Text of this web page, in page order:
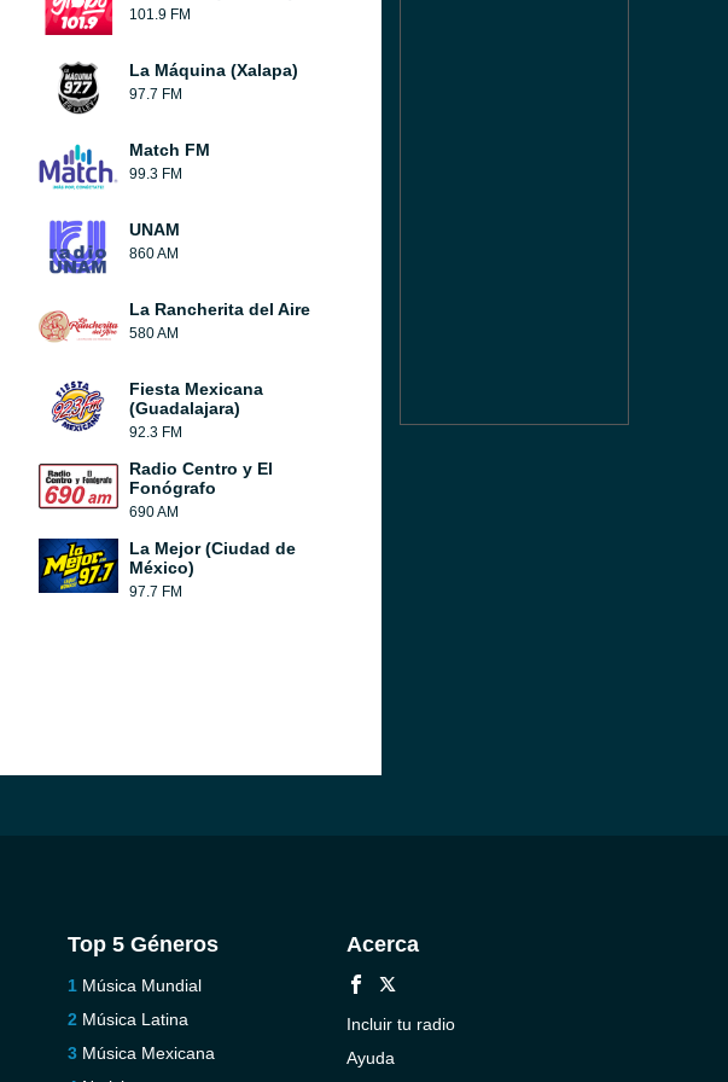
101.9 FM
La Máquina (Xalapa)
97.7 FM
Match FM
99.3 FM
UNAM
860 AM
La Rancherita del Aire
580 AM
Fiesta Mexicana
(Guadalajara)
92.3 FM
Radio Centro y El
Fonógrafo
690 AM
La Mejor (Ciudad de
México)
97.7 FM
Top 5 Géneros
Música Mundial
Música Latina
Música Mexicana
Acerca
Incluir tu radio
Ayuda